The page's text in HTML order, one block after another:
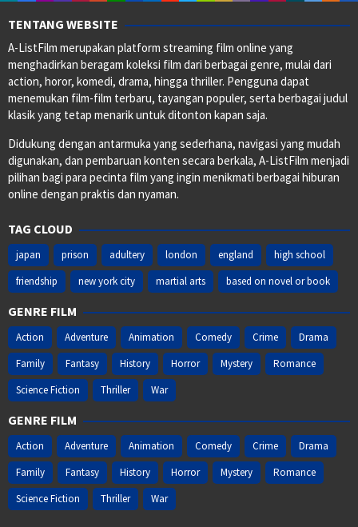
TENTANG WEBSITE
A-ListFilm merupakan platform streaming film online yang
menghadirkan beragam koleksi film dari berbagai genre, mulai dari
action, horor, komedi, drama, hingga thriller. Pengguna dapat
menemukan film-film terbaru, tayangan populer, serta berbagai judul
klasik yang tetap menarik untuk ditonton kapan saja.
Didukung dengan antarmuka yang sederhana, navigasi yang mudah
digunakan, dan pembaruan konten secara berkala, A-ListFilm menjadi
pilihan bagi para pecinta film yang ingin menikmati berbagai hiburan
online dengan praktis dan nyaman.
TAG CLOUD
japan prison adultery london england
high school
friendship
new york city martial arts based on novel or book
GENRE FILM
Action Adventure Animation Comedy Crime
Drama
Family
Fantasy History Horror Mystery
Romance
Science Fiction
Thriller War
GENRE FILM
Action Adventure Animation Comedy Crime
Drama
Family
Fantasy History Horror Mystery
Romance
Science Fiction
Thriller War